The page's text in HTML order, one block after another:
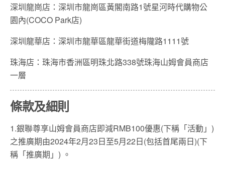
深圳龍崗店：深圳市龍崗區黃閣南路1號星河時代購物公
園內(COCO Park店)
深圳龍華店：深圳市龍華區龍華街道梅隴路1111號
珠海店：珠海市香洲區明珠北路338號珠海山姆會員商店
一層
條款及細則
1.銀聯尊享山姆會員商店即減RMB100優惠(下稱「活動」)
之推廣期由2024年2月23日至5月22日(包括首尾兩日)(下
稱「推廣期」) 。